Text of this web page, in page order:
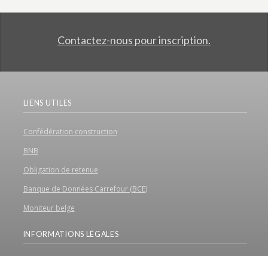
Contactez-nous pour inscription.
LIENS UTILES
Confédération construction
BNB
Obligation de retenue
Banque de Données Carrefour (BCE)
Moniteur belge
INFORMATIONS LÉGALES